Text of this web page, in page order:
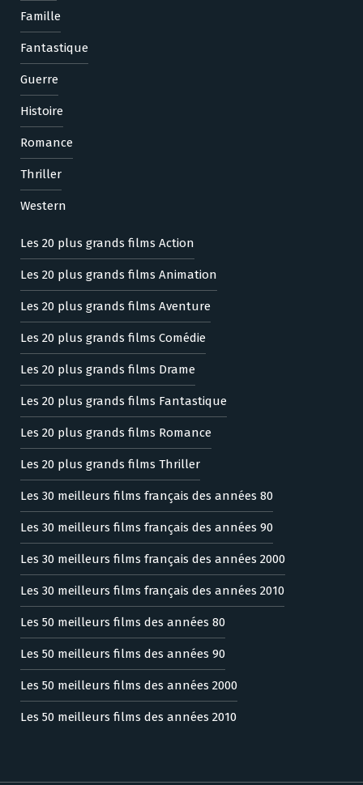
Famille
Fantastique
Guerre
Histoire
Romance
Thriller
Western
Les 20 plus grands films Action
Les 20 plus grands films Animation
Les 20 plus grands films Aventure
Les 20 plus grands films Comédie
Les 20 plus grands films Drame
Les 20 plus grands films Fantastique
Les 20 plus grands films Romance
Les 20 plus grands films Thriller
Les 30 meilleurs films français des années 80
Les 30 meilleurs films français des années 90
Les 30 meilleurs films français des années 2000
Les 30 meilleurs films français des années 2010
Les 50 meilleurs films des années 80
Les 50 meilleurs films des années 90
Les 50 meilleurs films des années 2000
Les 50 meilleurs films des années 2010